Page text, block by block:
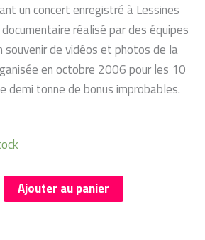
un concert enregistré à Lessines
réalisé par des équipes
souvenir de vidéos et photos de la
en octobre 2006 pour les 10
demi tonne de bonus improbables.
Ajouter au panier